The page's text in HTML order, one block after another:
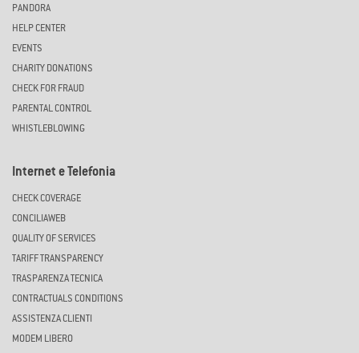
PANDORA
HELP CENTER
EVENTS
CHARITY DONATIONS
CHECK FOR FRAUD
PARENTAL CONTROL
WHISTLEBLOWING
Internet e Telefonia
CHECK COVERAGE
CONCILIAWEB
QUALITY OF SERVICES
TARIFF TRANSPARENCY
TRASPARENZA TECNICA
CONTRACTUALS CONDITIONS
ASSISTENZA CLIENTI
MODEM LIBERO